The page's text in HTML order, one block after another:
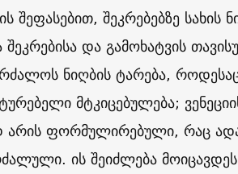
შეფასებით, შეკრებებზე
და გამოხატვის
ნიღბის ტარება,
მტკიცებულება;
ფორმულირებული, რაც
ის შეიძლება